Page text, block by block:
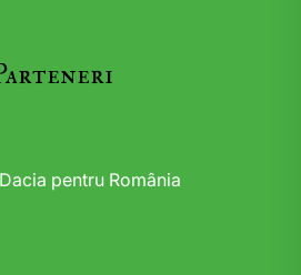
pentru România